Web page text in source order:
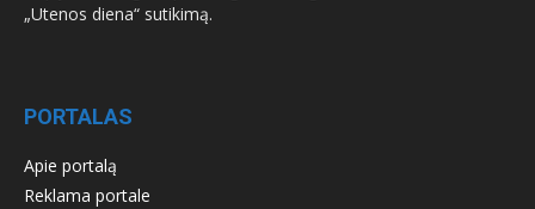
„Utenos diena“ sutikimą.
PORTALAS
Apie portalą
Reklama portale